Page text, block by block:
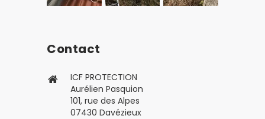
Contact
ICF PROTECTION
Aurélien Pasquion
101, rue des Alpes
07430 Davézieux